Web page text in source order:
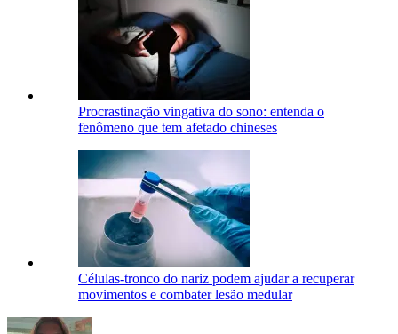
Procrastinação vingativa do sono: entenda o
fenômeno que tem afetado chineses
Células-tronco do nariz podem ajudar a recuperar
movimentos e combater lesão medular